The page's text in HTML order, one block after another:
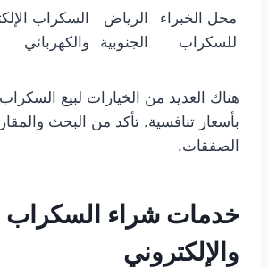
محل الخبراء
للسكراب
الرياض
الجنوبية
السكراب
والكهربائي
هناك العديد من الخيارات لبيع
بأسعار تنافسية. تأكد من البحث
الصفقات.
خدمات شراء السكراب
والإلكتروني